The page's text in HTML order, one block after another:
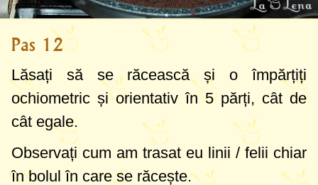
Pas 12
Lăsați să se răcească și o împărțiți
ochiometric și orientativ în 5 părți, cât de
cât egale.
Observați cum am trasat eu linii / felii chiar
în bolul în care se răcește.